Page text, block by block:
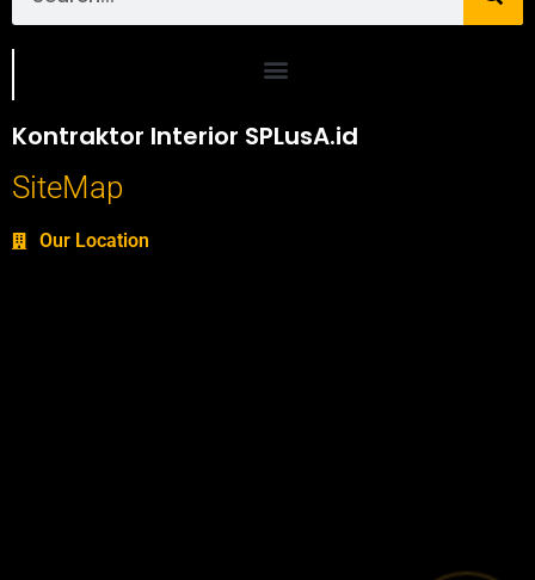
Kontraktor Interior SPLusA.id
SiteMap
Our Location